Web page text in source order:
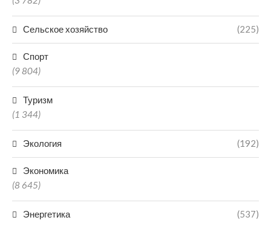
Сельское хозяйство (225)
Спорт
(9 804)
Туризм
(1 344)
Экология (192)
Экономика
(8 645)
Энергетика (537)